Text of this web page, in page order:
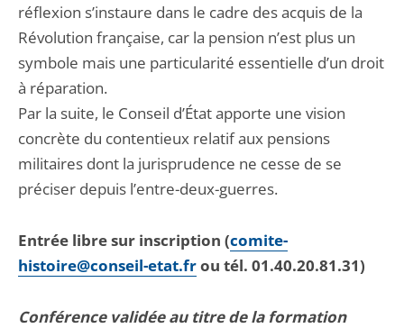
réflexion s’instaure dans le cadre des acquis de la
Révolution française, car la pension n’est plus un
symbole mais une particularité essentielle d’un droit
à réparation.
Par la suite, le Conseil d’État apporte une vision
concrète du contentieux relatif aux pensions
militaires dont la jurisprudence ne cesse de se
préciser depuis l’entre-deux-guerres.
Entrée libre sur inscription (comite-
histoire@conseil-etat.frou tél. 01.40.20.81.31)
Conférence validée au titre de la formation